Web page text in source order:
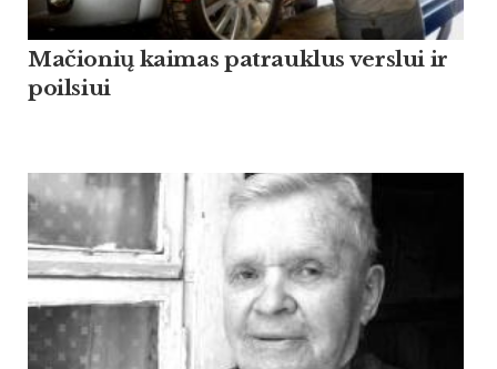
Mačionių kaimas patrauklus verslui ir
poilsiui